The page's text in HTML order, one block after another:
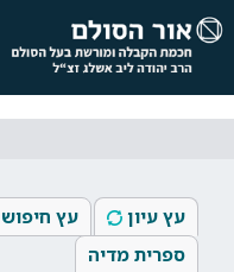
עץ עיון עץ חיפוש
ספרית מדיה